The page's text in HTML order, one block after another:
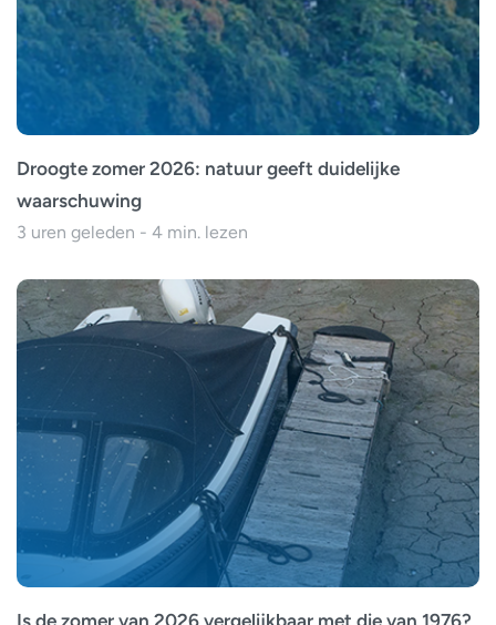
Droogte zomer 2026: natuur geeft duidelijke
waarschuwing
3 uren geleden - 4 min. lezen